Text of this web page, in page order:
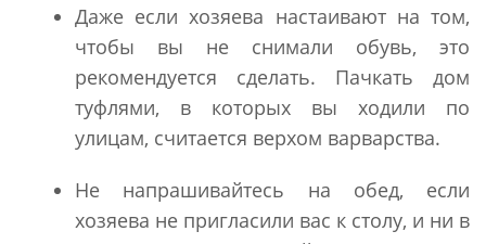
Даже если хозяева настаивают на том,
чтобы вы не снимали обувь, это
рекомендуется сделать. Пачкать дом
туфлями, в которых вы ходили по
улицам, считается верхом варварства.
Не напрашивайтесь на обед, если
хозяева не пригласили вас к столу, и ни в